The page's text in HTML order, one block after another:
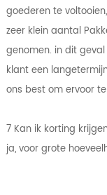
goederen te
zeer klein aantal
genomen. in dit
klant een
ons best om ervoor
7 Kan ik korting
ja, voor grote